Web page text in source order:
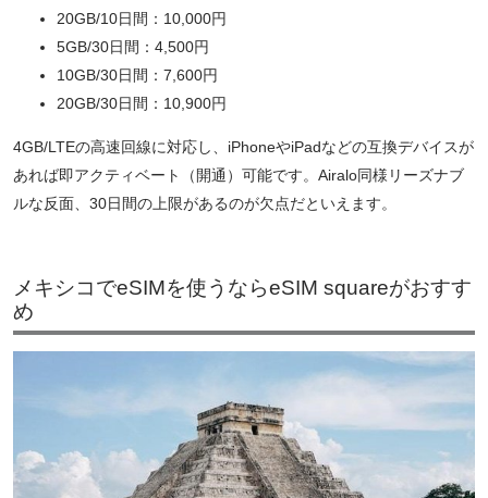
20GB/10日間：10,000円
5GB/30日間：4,500円
10GB/30日間：7,600円
20GB/30日間：10,900円
4GB/LTEの高速回線に対応し、iPhoneやiPadなどの互換デバイスが
あれば即アクティベート（開通）可能です。Airalo同様リーズナブ
ルな反面、30日間の上限があるのが欠点だといえます。
メキシコでeSIMを使うならeSIM squareがおすす
め